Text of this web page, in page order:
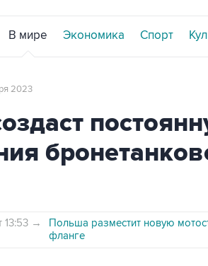
В мире Экономика Спорт
2023
13:53 →
Польша разместит новую
фланге